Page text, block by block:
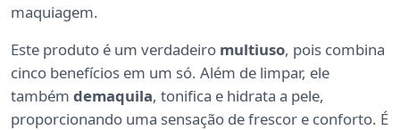
maquiagem.
Este produto é um verdadeiro multiuso, pois combina
cinco benefícios em um só. Além de limpar, ele
também demaquila, tonifica e hidrata a pele,
proporcionando uma sensação de frescor e conforto. É